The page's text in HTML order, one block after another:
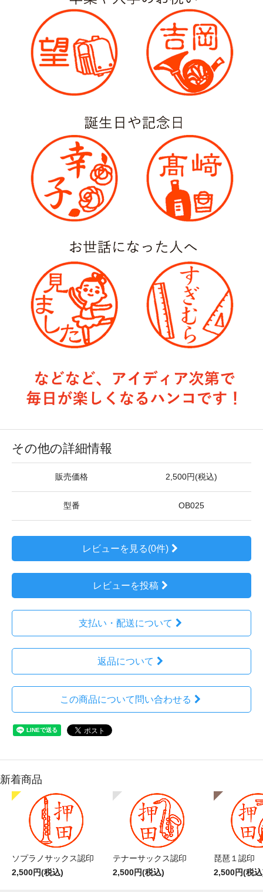
その他の詳細情報
販売価格 2,500円(税込)
型番 OB025
レビューを見る(0件)
レビューを投稿
支払い・配送について
返品について
この商品について問い合わせる
新着商品
ソプラノサックス認印
2,500円(税込)
テナーサックス認印
2,500円(税込)
琵琶１認印
2,500円(税